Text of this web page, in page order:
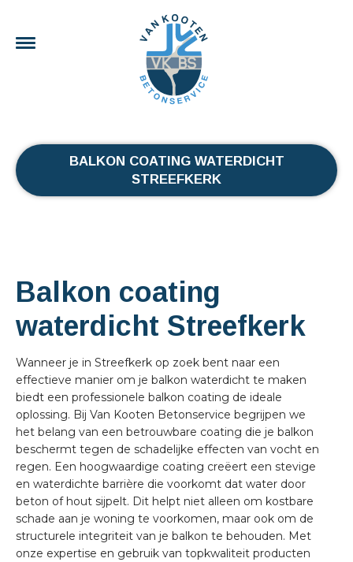
BALKON COATING WATERDICHT
STREEFKERK
Balkon coating
waterdicht Streefkerk
Wanneer je in Streefkerk op zoek bent naar een
effectieve manier om je balkon waterdicht te maken
biedt een professionele balkon coating de ideale
oplossing. Bij Van Kooten Betonservice begrijpen we
het belang van een betrouwbare coating die je balkon
beschermt tegen de schadelijke effecten van vocht en
regen. Een hoogwaardige coating creëert een stevige
en waterdichte barrière die voorkomt dat water door
beton of hout sijpelt. Dit helpt niet alleen om kostbare
schade aan je woning te voorkomen, maar ook om de
structurele integriteit van je balkon te behouden. Met
onze expertise en gebruik van topkwaliteit producten